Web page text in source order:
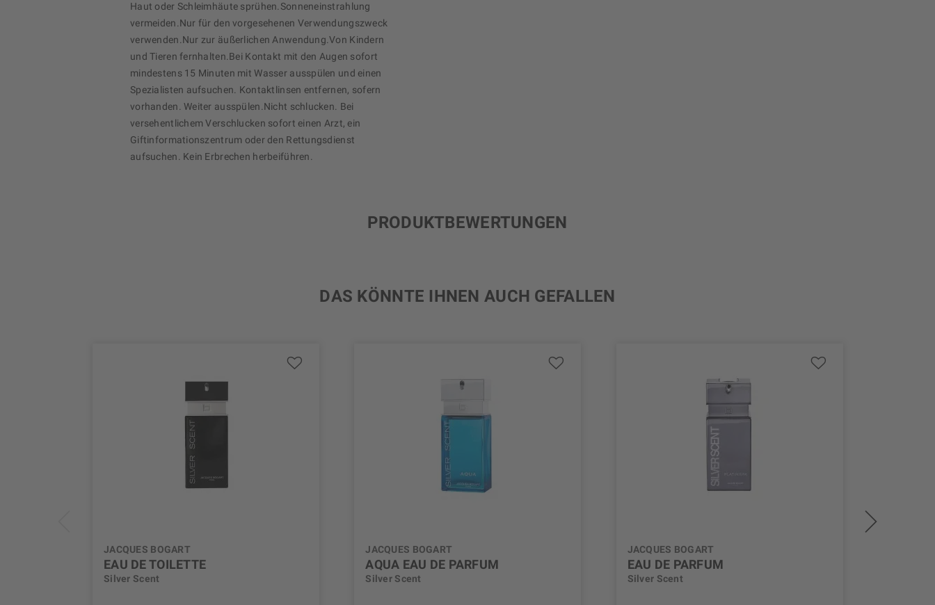
Haut oder Schleimhäute sprühen.Sonneneinstrahlung
vermeiden.Nur für den vorgesehenen Verwendungszweck
verwenden.Nur zur äußerlichen Anwendung.Von Kindern
und Tieren fernhalten.Bei Kontakt mit den Augen sofort
mindestens 15 Minuten mit Wasser ausspülen und einen
Spezialisten aufsuchen. Kontaktlinsen entfernen, sofern
vorhanden. Weiter ausspülen.Nicht schlucken. Bei
versehentlichem Verschlucken sofort einen Arzt, ein
Giftinformationszentrum oder den Rettungsdienst
aufsuchen. Kein Erbrechen herbeiführen.
PRODUKTBEWERTUNGEN
DAS KÖNNTE IHNEN AUCH GEFALLEN
JACQUES BOGART
EAU DE TOILETTE
Silver Scent
JACQUES BOGART
AQUA EAU DE PARFUM
Silver Scent
JACQUES BOGART
EAU DE PARFUM
Silver Scent